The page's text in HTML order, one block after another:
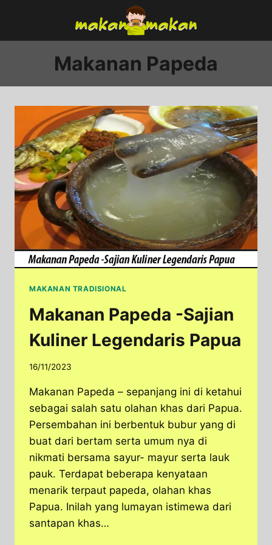
content
Makanan Papeda
MAKANAN TRADISIONAL
Makanan Papeda -Sajian
Kuliner Legendaris Papua
16/11/2023
Makanan Papeda – sepanjang ini di ketahui
sebagai salah satu olahan khas dari Papua.
Persembahan ini berbentuk bubur yang di
buat dari bertam serta umum nya di
nikmati bersama sayur- mayur serta lauk
pauk. Terdapat beberapa kenyataan
menarik terpaut papeda, olahan khas
Papua. Inilah yang lumayan istimewa dari
santapan khas…